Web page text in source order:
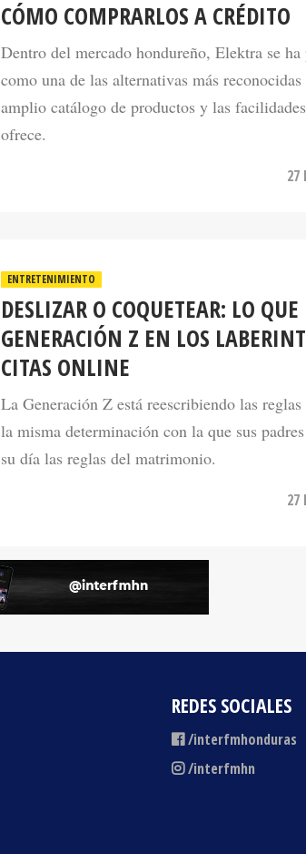
Dentro del mercado hondureño, Elektra se ha
como una de las alternativas más
amplio catálogo de productos y las facilidades
ofrece.
DESLIZAR O COQUETEAR: LO QUE
GENERACIÓN Z EN LOS
CITAS ONLINE
La Generación Z está reescribiendo las reglas
la misma determinación con la que sus padres
su día las reglas del matrimonio.
REDES SOCIALES
/interfmhonduras
/interfmhn